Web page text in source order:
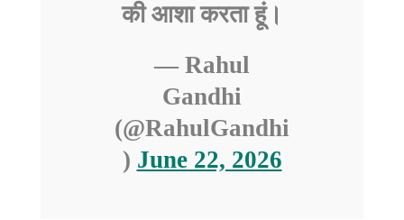
की आशा करता हूं।
— Rahul
Gandhi
(@RahulGandhi
) June 22, 2026